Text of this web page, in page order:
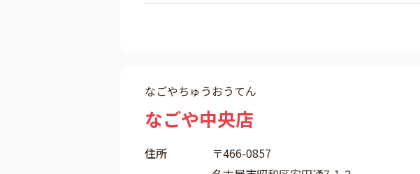
なごやちゅうおうてん
なごや中央店
住所
〒466-0857